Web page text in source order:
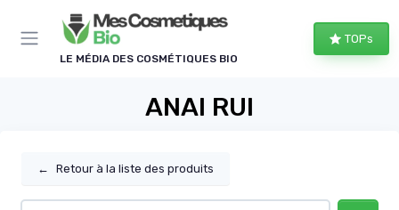
LE MÉDIA DES COSMÉTIQUES BIO
TOPs
ANAI RUI
← Retour à la liste des produits
Panneau de gestion des cookies